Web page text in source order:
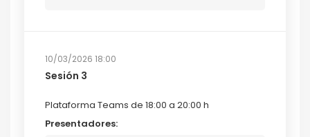
10/03/2026 18:00
Sesión 3
Plataforma Teams de 18:00 a 20:00 h
Presentadores: